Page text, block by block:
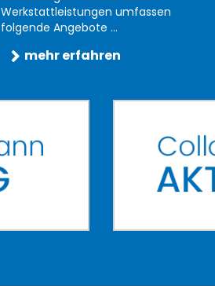
Werkstattleistungen umfassen
folgende Angebote ...
mehr erfahren